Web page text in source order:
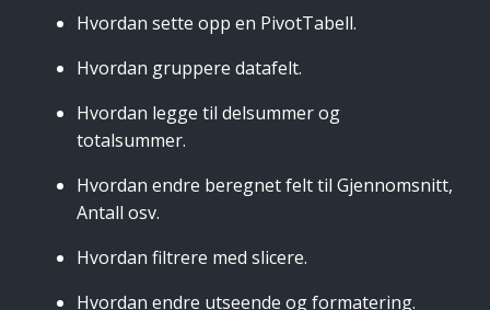
Hvordan sette opp en PivotTabell.
Hvordan gruppere datafelt.
Hvordan legge til delsummer og
totalsummer.
Hvordan endre beregnet felt til Gjennomsnitt,
Antall osv.
Hvordan filtrere med slicere.
Hvordan endre utseende og formatering.